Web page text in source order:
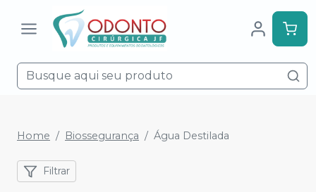
Home Biossegurança Água Destilada
Filtrar